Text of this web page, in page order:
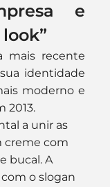
e
mais recente
identidade
moderno e
2013.
a unir as
creme com
bucal. A
com o slogan